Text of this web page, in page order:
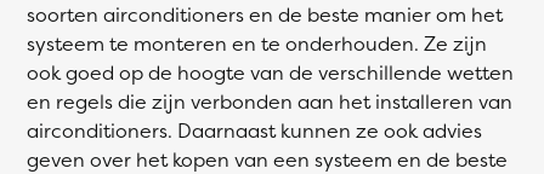
soorten airconditioners en de beste manier om het
systeem te monteren en te onderhouden. Ze zijn
ook goed op de hoogte van de verschillende wetten
en regels die zijn verbonden aan het installeren van
airconditioners. Daarnaast kunnen ze ook advies
geven over het kopen van een systeem en de beste